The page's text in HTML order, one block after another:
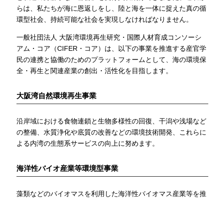
らは、私たちが海に恩返しをし、陸と海を一体に捉えた真の循
環型社会、持続可能な社会を実現しなければなりません。
一般社団法人 大阪湾環境再生研究・国際人材育成コンソーシ
アム・コア（CIFER・コア）は、以下の事業を推進する産官学
民の連携と協働のためのプラットフォームとして、海の環境保
全・再生と関連産業の創出・活性化を目指します。
大阪湾自然環境再生事業
沿岸域における食物連鎖と生物多様性の回復、干潟や浅場など
の整備、水質浄化や底質の改善などの環境技術開発、これらに
よる内湾の生態系サービスの向上に努めます。
海洋性バイオ産業等環境型事業
藻類などのバイオマスを利用した海洋性バイオマス産業等を推